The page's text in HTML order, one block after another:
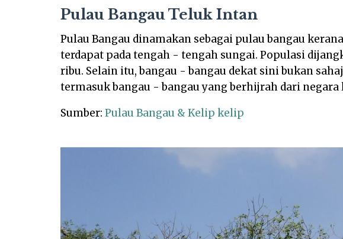
Pulau Bangau Teluk Intan
Pulau Bangau dinamakan sebagai pulau bangau
terdapat pada tengah - tengah sungai. Populasi
ribu. Selain itu, bangau - bangau dekat sini bukan
termasuk bangau - bangau yang berhijrah dari negara
Sumber: Pulau Bangau & Kelip kelip